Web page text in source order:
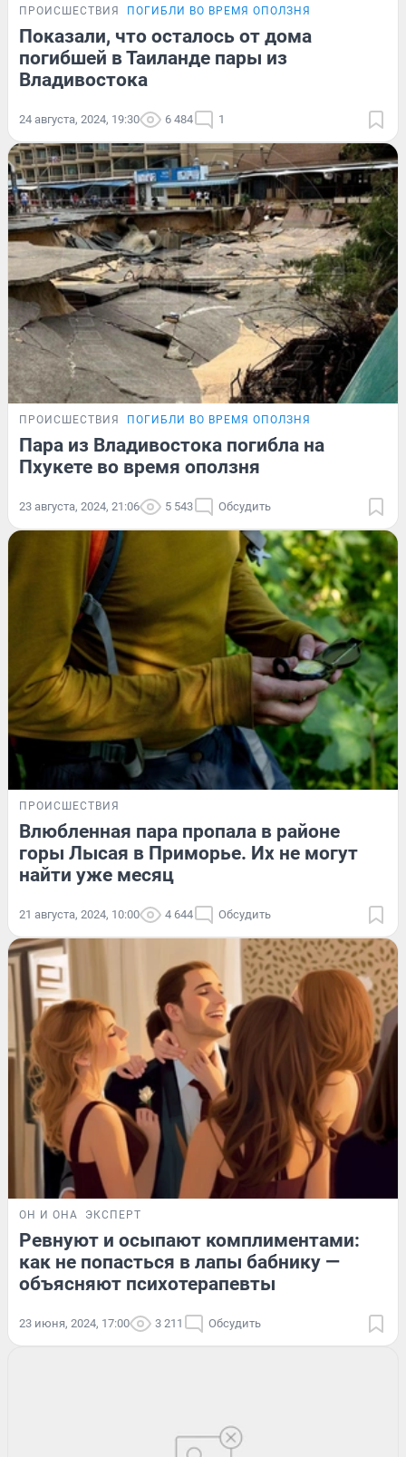
ПРОИСШЕСТВИЯ ПОГИБЛИ ВО ВРЕМЯ ОПОЛЗНЯ
Показали, что осталось от дома
погибшей в Таиланде пары из
Владивостока
24 августа, 2024, 19:30 6 484 1
ПРОИСШЕСТВИЯ ПОГИБЛИ ВО ВРЕМЯ ОПОЛЗНЯ
Пара из Владивостока погибла на
Пхукете во время оползня
23 августа, 2024, 21:06 5 543 Обсудить
ПРОИСШЕСТВИЯ
Влюбленная пара пропала в районе
горы Лысая в Приморье. Их не могут
найти уже месяц
21 августа, 2024, 10:00 4 644 Обсудить
ОН И ОНА ЭКСПЕРТ
Ревнуют и осыпают комплиментами:
как не попасться в лапы бабнику —
объясняют психотерапевты
23 июня, 2024, 17:00 3 211 Обсудить